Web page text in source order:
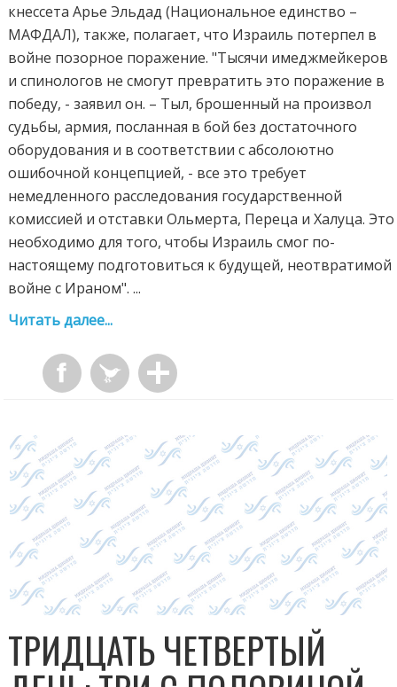
кнессета Арье Эльдад (Национальное единство –
МАФДАЛ), также, полагает, что Израиль потерпел в
войне позорное поражение. "Тысячи имеджмейкеров
и спинологов не смогут превратить это поражение в
победу, - заявил он. – Тыл, брошенный на произвол
судьбы, армия, посланная в бой без достаточного
оборудования и в соответствии с абсолоютно
ошибочной концепцией, - все это требует
немедленного расследования государственной
комиссией и отставки Ольмерта, Переца и Халуца. Это
необходимо для того, чтобы Израиль смог по-
настоящему подготовиться к будущей, неотвратимой
войне с Ираном". ...
Читать далее...
ТРИДЦАТЬ ЧЕТВЕРТЫЙ